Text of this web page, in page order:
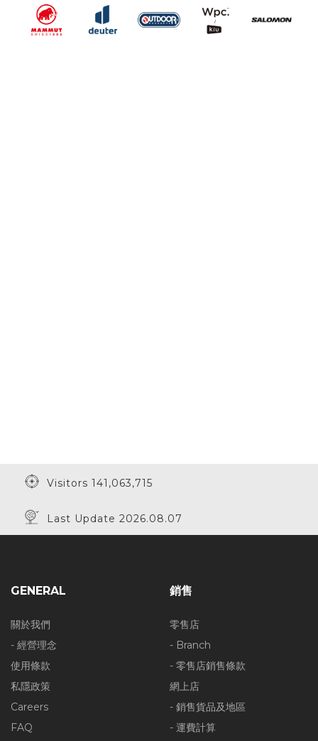
Visitors 141,063,715
Last Update 2026.08.07
GENERAL
關於我們
- 經營理念
使用條款
私隱政策
Careers
FAQ
銷售
零售店
- Branch
- 零售店銷售條款
網上店
- 銷售貨品及地區
- 運費計算